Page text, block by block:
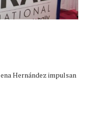
Hernández impulsan